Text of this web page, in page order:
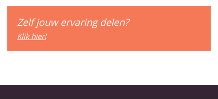
Zelf jouw ervaring delen?
Klik hier!